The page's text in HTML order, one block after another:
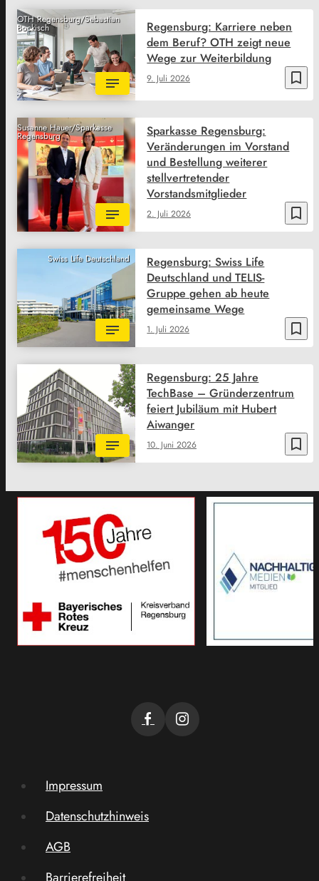
OTH Regensburg/Sebastian
Bockisch
bookmark_border
9. Juli 2026
Regensburg: Karriere neben
dem Beruf? OTH zeigt neue
Wege zur Weiterbildung
Susanne Hauer/Sparkasse
Regensburg
bookmark_border
2. Juli 2026
Sparkasse Regensburg:
Veränderungen im Vorstand
und Bestellung weiterer
stellvertretender
Vorstandsmitglieder
Swiss Life Deutschland
bookmark_border
1. Juli 2026
Regensburg: Swiss Life
Deutschland und TELIS-
Gruppe gehen ab heute
gemeinsame Wege
bookmark_border
10. Juni 2026
Regensburg: 25 Jahre
TechBase – Gründerzentrum
feiert Jubiläum mit Hubert
Aiwanger
Impressum
Datenschutzhinweis
AGB